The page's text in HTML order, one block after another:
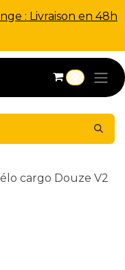
: Livraison en 48h
0
cargo Douze V2